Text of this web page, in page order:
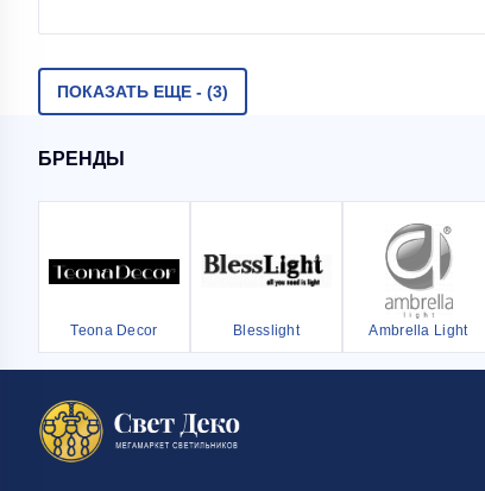
ПОКАЗАТЬ ЕЩЕ - (3)
БРЕНДЫ
Teona Decor Blesslight Ambrella Light